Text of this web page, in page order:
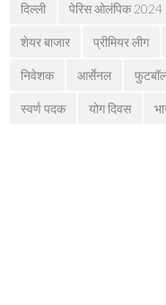
दिल्ली पेरिस ओलंपिक 2024
शेयर बाजार प्रीमियर लीग
निवेशक आर्सेनल
स्वर्ण पदक योग दिवस